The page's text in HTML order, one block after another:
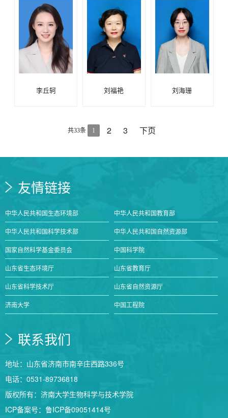
李丘轲 刘福艳 刘海珊
共33条 1 2 3 下页
友情链接
中华人民共和国生态环境部 中华人民共和国教育部
中华人民共和国科学技术部 中华人民共和国自然资源部
国家自然科学基金委员会 中国科学院
山东省生态环境厅 山东省教育厅
山东省科学技术厅 山东省自然资源厅
济南大学 中国工程院
联系我们
地址：山东省济南市南辛庄西路336号
电话：0531-89736818
版权所有：济南大学生物科学与技术学院
ICP备案号：鲁ICP备09051414号